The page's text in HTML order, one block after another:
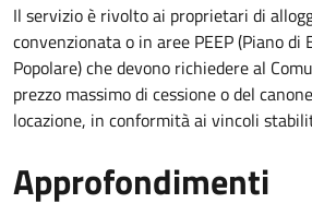
Il servizio è rivolto ai proprietari di
convenzionata o in aree PEEP (Piano di
Popolare) che devono richiedere al
prezzo massimo di cessione o del
locazione, in conformità ai vincoli
Approfondimenti